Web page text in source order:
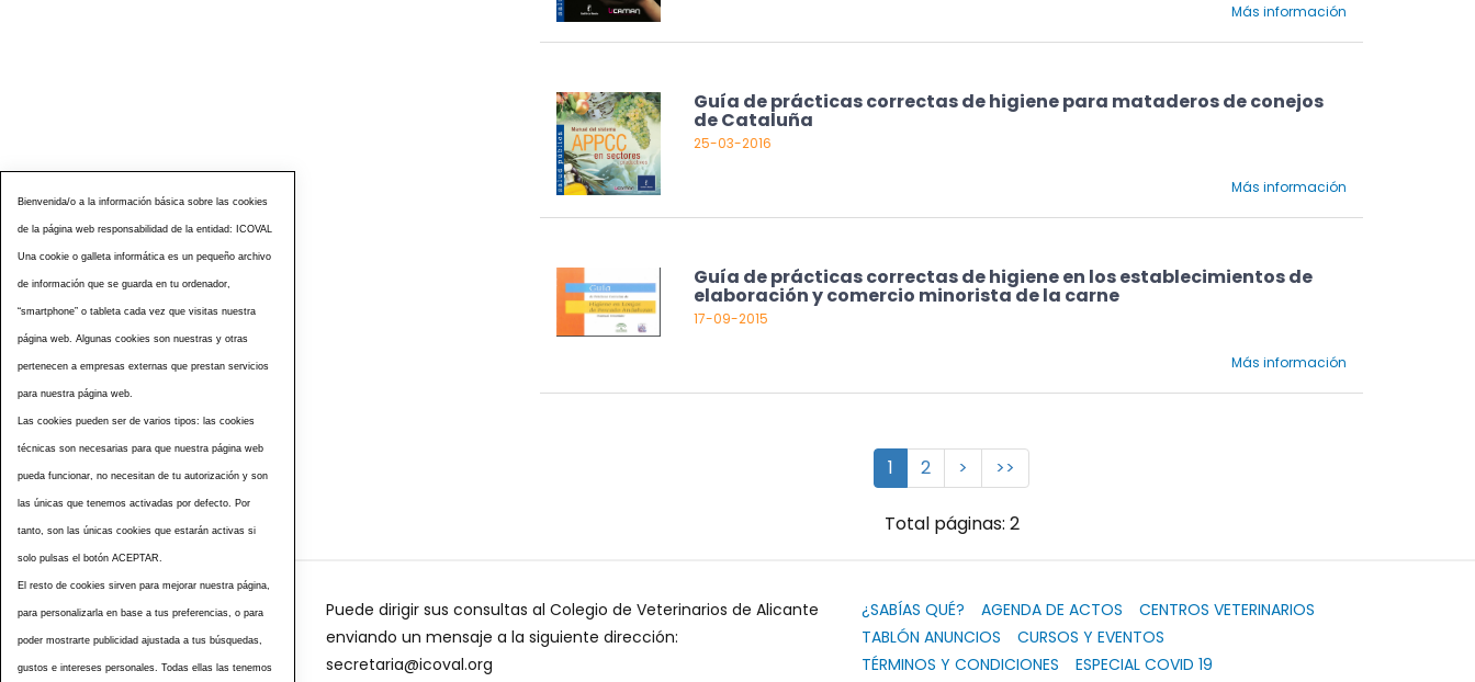
Más información
Guía de prácticas correctas de higiene para mataderos de conejos
de Cataluña
25-03-2016
Más información
Guía de prácticas correctas de higiene en los establecimientos de
elaboración y comercio minorista de la carne
17-09-2015
Más información
1 2 > >>
Total páginas: 2
Puede dirigir sus consultas al Colegio de Veterinarios de Alicante
enviando un mensaje a la siguiente dirección:
secretaria@icoval.org
¿SABÍAS QUÉ? AGENDA DE ACTOS
CENTROS VETERINARIOS
TABLÓN ANUNCIOS
CURSOS Y EVENTOS
TÉRMINOS Y CONDICIONES
ESPECIAL COVID 19
Bienvenida/o a la información básica sobre las cookies
de la página web responsabilidad de la entidad: ICOVAL
Una cookie o galleta informática es un pequeño archivo
de información que se guarda en tu ordenador,
“smartphone” o tableta cada vez que visitas nuestra
página web. Algunas cookies son nuestras y otras
pertenecen a empresas externas que prestan servicios
para nuestra página web.
Las cookies pueden ser de varios tipos: las cookies
técnicas son necesarias para que nuestra página web
pueda funcionar, no necesitan de tu autorización y son
las únicas que tenemos activadas por defecto. Por
tanto, son las únicas cookies que estarán activas si
solo pulsas el botón ACEPTAR.
El resto de cookies sirven para mejorar nuestra página,
para personalizarla en base a tus preferencias, o para
poder mostrarte publicidad ajustada a tus búsquedas,
gustos e intereses personales. Todas ellas las tenemos